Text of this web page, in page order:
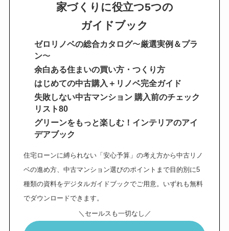
家づくりに役立つ5つの
ガイドブック
ゼロリノベの総合カタログ〜厳選実例＆プラ
ン〜
余白ある住まいの買い方・つくり方
はじめての中古購入＋リノベ完全ガイド
失敗しない中古マンション 購入前のチェック
リスト80
グリーンをもっと楽しむ！インテリアのアイ
デアブック
住宅ローンに縛られない「安心予算」の考え方から中古リノ
ベの進め方、中古マンション選びのポイントまで目的別に5
種類の資料をデジタルガイドブックでご用意。いずれも無料
でダウンロードできます。
＼セールスも一切なし／